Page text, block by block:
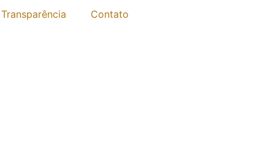
Transparência Contato